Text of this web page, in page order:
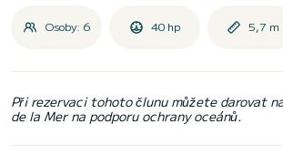
Osoby: 6 40 hp 5,7 m
Při rezervaci tohoto člunu můžete darovat
de la Mer na podporu ochrany oceánů.